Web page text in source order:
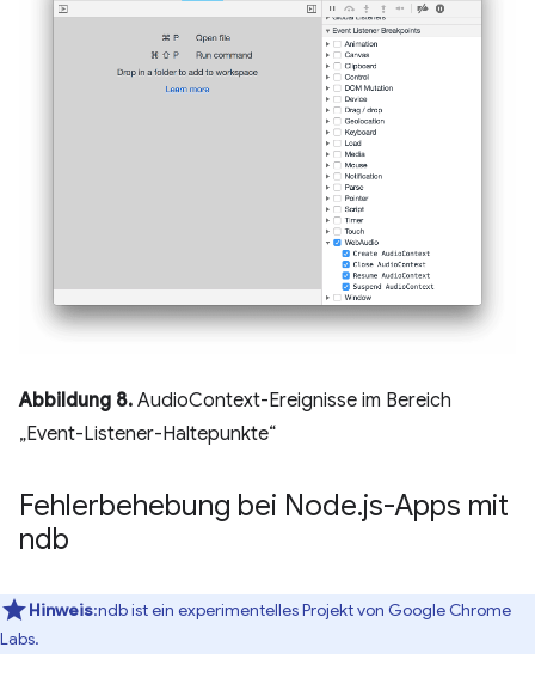
Abbildung 8. AudioContext-Ereignisse im Bereich
„Event-Listener-Haltepunkte“
Fehlerbehebung bei Node.js-Apps mit
ndb
Hinweis:ndb ist ein experimentelles Projekt von Google Chrome
Labs.